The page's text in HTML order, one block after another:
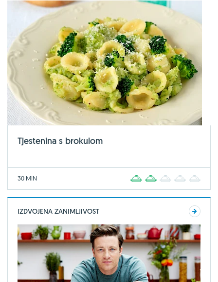
Tjestenina s brokulom
30 MIN 2 3 4
IZDVOJENA ZANIMLJIVOST